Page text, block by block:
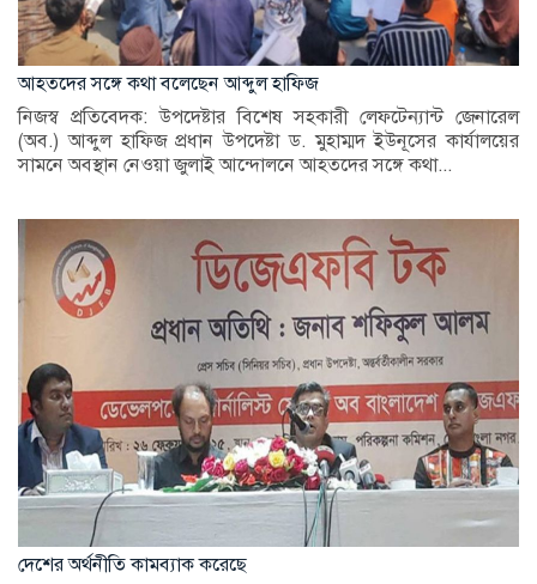
আহতদের সঙ্গে কথা বলেছেন আব্দুল হাফিজ
নিজস্ব প্রতিবেদক: উপদেষ্টার বিশেষ সহকারী লেফটেন্যান্ট জেনারেল
(অব.) আব্দুল হাফিজ প্রধান উপদেষ্টা ড. মুহাম্মদ ইউনূসের কার্যালয়ের
সামনে অবস্থান নেওয়া জুলাই আন্দোলনে আহতদের সঙ্গে কথা...
দেশের অর্থনীতি কামব্যাক করেছে